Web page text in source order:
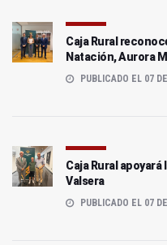
Caja Rural
Natación, Aurora
PUBLICADO EL 07
Caja Rural
Valsera
PUBLICADO EL 07